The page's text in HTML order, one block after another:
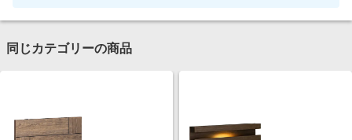
同じカテゴリーの商品